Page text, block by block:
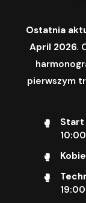
Ostatnia
April 2026.
pierwszym